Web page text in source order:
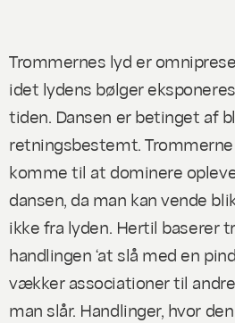
Trommernes lyd er
idet lydens bølger
tiden. Dansen er betinget af
retningsbestemt.
komme til at dominere
dansen, da man kan vende
ikke fra lyden. Hertil baserer
handlingen ‘at slå med en
vækker associationer til
man slår. Handlinger, hvor